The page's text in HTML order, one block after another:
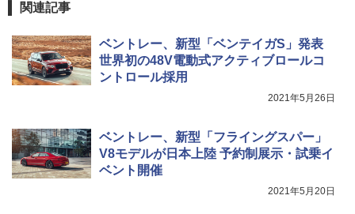
関連記事
ベントレー、新型「ベンテイガS」発表
世界初の48V電動式アクティブロールコ
ントロール採用
2021年5月26日
ベントレー、新型「フライングスパー」
V8モデルが日本上陸 予約制展示・試乗イ
ベント開催
2021年5月20日